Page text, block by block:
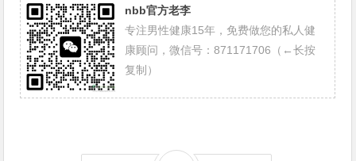
nbb官方老李
专注男性健康15年，免费做您的私人健
康顾问，微信号：871171706（←长按
复制）